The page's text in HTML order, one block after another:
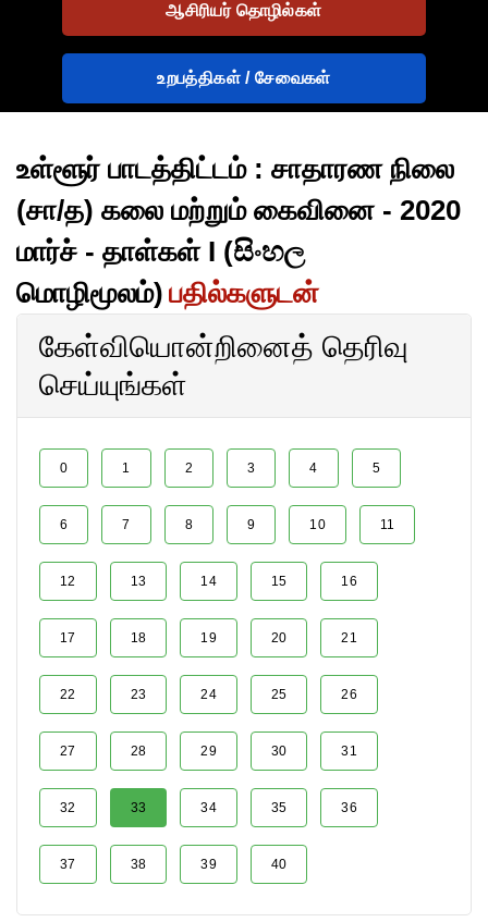
ஆசிரியர் தொழில்கள்
உறபத்திகள் / சேவைகள்
உள்ளூர் பாடத்திட்டம் : சாதாரண நிலை
(சா/த) கலை மற்றும் கைவினை - 2020
மார்ச் - தாள்கள் I (සිංහල
மொழிமூலம்) பதில்களுடன்
கேள்வியொன்றினைத் தெரிவு
செய்யுங்கள்
0 1 2 3 4 5
6 7 8 9 10 11
12 13 14 15 16
17 18 19 20 21
22 23 24 25 26
27 28 29 30 31
32 33 34 35 36
37 38 39 40